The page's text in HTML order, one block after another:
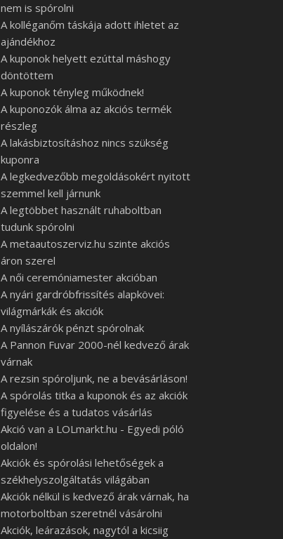
nem is spórolni
A kolléganőm táskája adott ihletet az
ajándékhoz
A kuponok helyett ezúttal máshogy
döntöttem
A kuponok tényleg működnek!
A kuponozók álma az akciós termék
részleg
A lakásbiztosításhoz nincs szükség
kuponra
A legkedvezőbb megoldásokért nyitott
szemmel kell járnunk
A legtöbbet használt ruhaboltban
tudunk spórolni
A metaautoszerviz.hu szinte akciós
áron szerel
A női ceremóniamester akcióban
A nyári gardróbfrissítés alapkövei:
világmárkák és akciók
A nyílászárók pénzt spórolnak
A Pannon Fuvar 2000-nél kedvező árak
várnak
A rezsin spóroljunk, ne a bevásárláson!
A spórolás titka a kuponok és az akciók
figyelése és a tudatos vásárlás
Akció van a LOLmarkt.hu - Egyedi póló
oldalon!
Akciók és spórolási lehetőségek a
székhelyszolgáltatás világában
Akciók nélkül is kedvező árak várnak, ha
motorboltban szeretnél vásárolni
Akciók, leárazások, nagytól a kicsiig